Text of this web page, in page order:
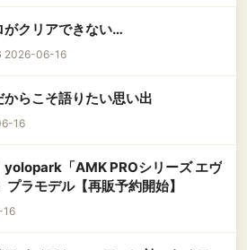
がクリアできない…
2026-06-16
からこそ語りたい思い出
16
yolopark「AMK PROシリーズ エヴ
ラモデル【再販予約開始】
16